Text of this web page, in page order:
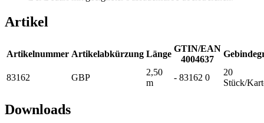
Artikel
Artikelnummer Artikelabkürzung Länge
GTIN/EAN
4004637
83162 GBP
2,50
m
- 83162 0
20
Stück/
Downloads